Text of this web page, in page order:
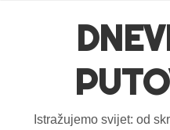
Istražujemo svijet: od